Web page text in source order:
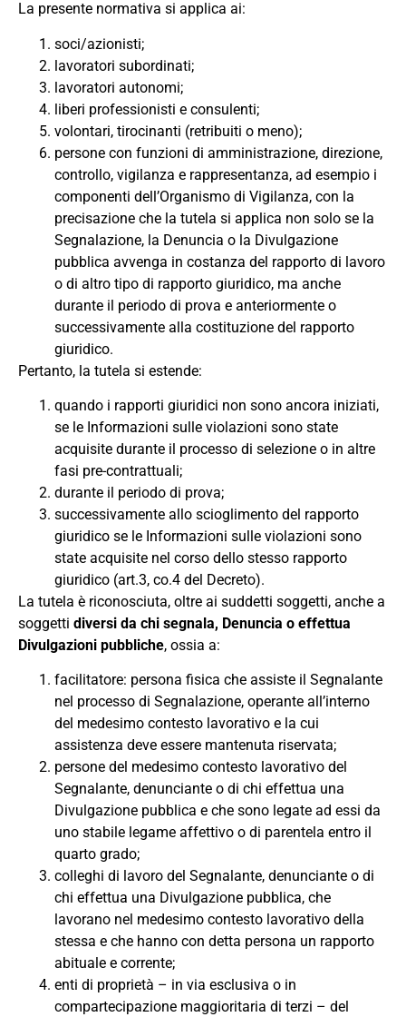
La presente normativa si applica ai:
soci/azionisti;
lavoratori subordinati;
lavoratori autonomi;
liberi professionisti e consulenti;
volontari, tirocinanti (retribuiti o meno);
persone con funzioni di amministrazione, direzione,
controllo, vigilanza e rappresentanza, ad esempio i
componenti dell’Organismo di Vigilanza, con la
precisazione che la tutela si applica non solo se la
Segnalazione, la Denuncia o la Divulgazione
pubblica avvenga in costanza del rapporto di lavoro
o di altro tipo di rapporto giuridico, ma anche
durante il periodo di prova e anteriormente o
successivamente alla costituzione del rapporto
giuridico.
Pertanto, la tutela si estende:
quando i rapporti giuridici non sono ancora iniziati,
se le Informazioni sulle violazioni sono state
acquisite durante il processo di selezione o in altre
fasi pre-contrattuali;
durante il periodo di prova;
successivamente allo scioglimento del rapporto
giuridico se le Informazioni sulle violazioni sono
state acquisite nel corso dello stesso rapporto
giuridico (art.3, co.4 del Decreto).
La tutela è riconosciuta, oltre ai suddetti soggetti, anche a
soggetti diversi da chi segnala, Denuncia o effettua
Divulgazioni pubbliche, ossia a:
facilitatore: persona fisica che assiste il Segnalante
nel processo di Segnalazione, operante all’interno
del medesimo contesto lavorativo e la cui
assistenza deve essere mantenuta riservata;
persone del medesimo contesto lavorativo del
Segnalante, denunciante o di chi effettua una
Divulgazione pubblica e che sono legate ad essi da
uno stabile legame affettivo o di parentela entro il
quarto grado;
colleghi di lavoro del Segnalante, denunciante o di
chi effettua una Divulgazione pubblica, che
lavorano nel medesimo contesto lavorativo della
stessa e che hanno con detta persona un rapporto
abituale e corrente;
enti di proprietà – in via esclusiva o in
compartecipazione maggioritaria di terzi – del